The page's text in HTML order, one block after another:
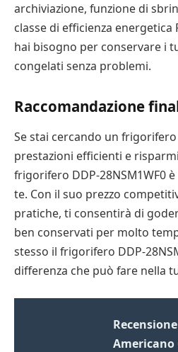
archiviazione, funzione di
classe di efficienza
hai bisogno per conservare i
congelati senza problemi.
Raccomandazione
Se stai cercando un
prestazioni efficienti e
frigorifero DDP-28NSM1WF0
te. Con il suo prezzo
pratiche, ti consentirà di
ben conservati per molto
stesso il frigorifero DDP-
differenza che può fare nella
Americano